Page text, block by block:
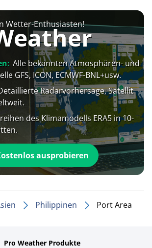
Wetter-Enthusiasten!
Alle bekannten Atmosphären- und
GFS, ICON, ECMWF-BNL+usw.
Radarvorhersage, Satellit
des Klimamodells ERA5 in 10-
ausprobieren
Philippinen Port Area
Pro Weather Produkte